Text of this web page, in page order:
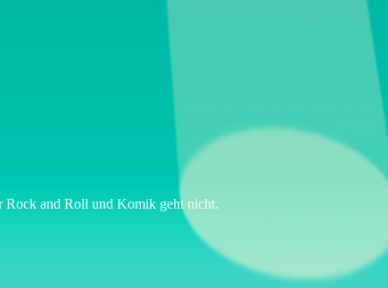
Rock and Roll und Komik geht nicht.